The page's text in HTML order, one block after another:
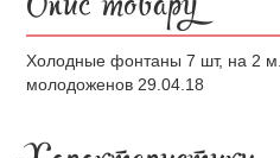
Опис товару
Холодные фонтаны 7 шт, на 2
молодоженов 29.04.18